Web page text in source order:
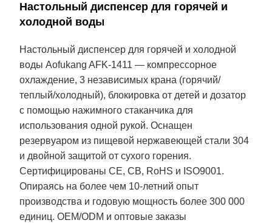
Настольный диспенсер для горячей и
холодной воды
Настольный диспенсер для горячей и холодной
воды Aofukang AFK‑1411 — компрессорное
охлаждение, 3 независимых крана (горячий/
теплый/холодный), блокировка от детей и дозатор
с помощью нажимного стаканчика для
использования одной рукой. Оснащен
резервуаром из пищевой нержавеющей стали 304
и двойной защитой от сухого горения.
Сертифицированы CE, CB, RoHS и ISO9001.
Опираясь на более чем 10-летний опыт
производства и годовую мощность более 300 000
единиц. OEM/ODM и оптовые заказы